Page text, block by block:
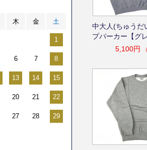
中大人(ちゅうだ
プパーカー【グレ
5,100円
木 金 土
1
6 7 8
13 14 15
20 21 22
27 28 29